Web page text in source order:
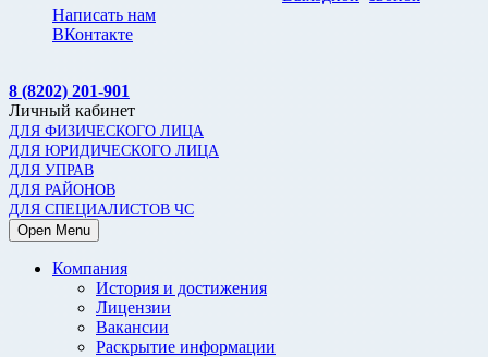
Написать нам
ВКонтакте
8 (8202) 201-901
Личный кабинет
ДЛЯ ФИЗИЧЕСКОГО ЛИЦА
ДЛЯ ЮРИДИЧЕСКОГО ЛИЦА
ДЛЯ УПРАВ
ДЛЯ РАЙОНОВ
ДЛЯ СПЕЦИАЛИСТОВ ЧС
Open Menu
Компания
История и достижения
Лицензии
Вакансии
Раскрытие информации